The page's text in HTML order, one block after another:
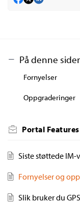
På denne
Fornyelser
Oppgraderinger
Portal Features
Siste støttede
Fornyelser og
Slik bruker du